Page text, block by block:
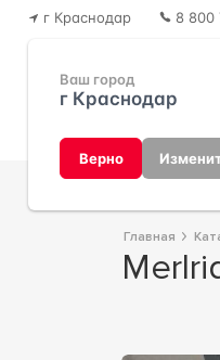
г Краснодар
Ваш город
г Краснодар
Верно
8 800
Главная